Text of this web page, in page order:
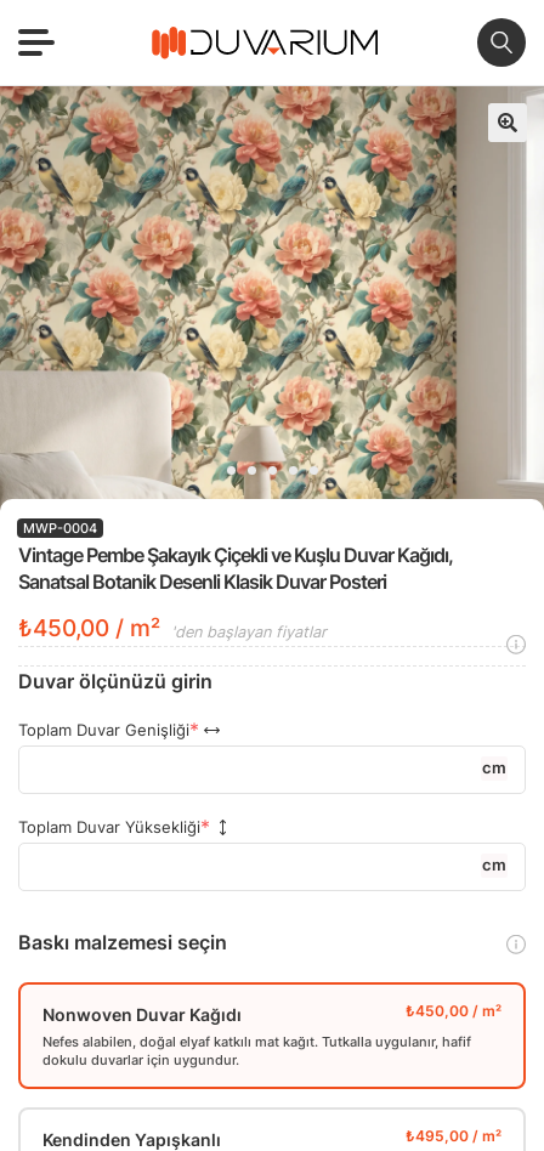
Vintage Pembe Şakayık Çiçekli ve Kuşlu Duvar Kağıdı,
Sanatsal Botanik Desenli Klasik Duvar Posteri
MWP-0004
₺450,00 / m² 'den başlayan fiyatlar
Duvar ölçünüzü girin
Toplam Duvar Genişliği
cm
Toplam Duvar Yüksekliği
cm
Baskı malzemesi seçin
Nonwoven Duvar Kağıdı
Nefes alabilen, doğal elyaf katkılı mat kağıt. Tutkalla uygulanır, hafif
dokulu duvarlar için uygundur.
Kendinden Yapışkanlı